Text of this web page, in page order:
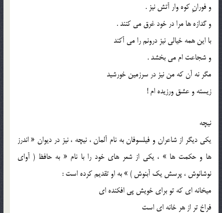
و فورانِ کوه ‌وار آتش نیز .
و گدازه‌ ها مرا در خود غرق می ‌کنند .
با این همه خیالی نیز درونم را می‌ آکند
و شجاعت ‌ام می ‌بخشد .
مگر نه آن ‌که من نیز در سرزمین خورشید
زیسته و عشق ورزیده‌ ام !
نیچه
یکی دیگر از شاعران و فیلسوفان به نام آلمان ، نیچه ، نیز در دیوان « اندرز
ها و حکمت‌ ها » ، یکی از شعر های خود را با نام « به حافظ ( آوای
نوشانوش ، پرسش یک آبنوش ) » به او تقدیم کرده ‌است :
میخانه ‌ای که تو برای خویش پی‌ افکنده ‌ای
فراخ‌ تر از هر خانه ‌ای است